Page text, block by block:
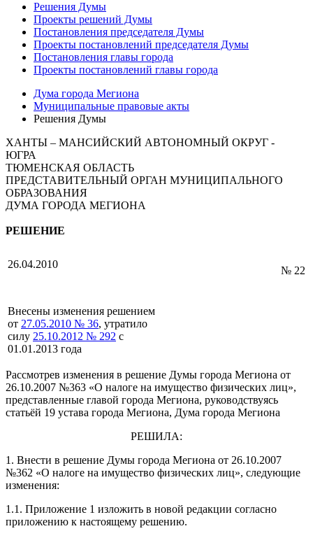
Решения Думы
Проекты решений Думы
Постановления председателя Думы
Проекты постановлений председателя Думы
Постановления главы города
Проекты постановлений главы города
Дума города Мегиона
Муниципальные правовые акты
Решения Думы
ХАНТЫ – МАНСИЙСКИЙ АВТОНОМНЫЙ ОКРУГ -
ЮГРА
ТЮМЕНСКАЯ ОБЛАСТЬ
ПРЕДСТАВИТЕЛЬНЫЙ ОРГАН МУНИЦИПАЛЬНОГО
ОБРАЗОВАНИЯ
ДУМА ГОРОДА МЕГИОНА
РЕШЕНИЕ
26.04.2010
№ 22
Внесены изменения решением
от 27.05.2010 № 36, утратило
силу 25.10.2012 № 292 с
01.01.2013 года
Рассмотрев изменения в решение Думы города Мегиона от
26.10.2007 №363 «О налоге на имущество физических лиц»,
представленные главой города Мегиона, руководствуясь
статьёй 19 устава города Мегиона, Дума города Мегиона
РЕШИЛА:
1. Внести в решение Думы города Мегиона от 26.10.2007
№362 «О налоге на имущество физических лиц», следующие
изменения:
1.1. Приложение 1 изложить в новой редакции согласно
приложению к настоящему решению.